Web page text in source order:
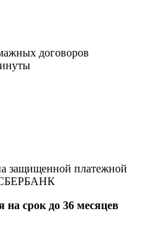
договоров
защищенной платежной
СБЕРБАНК
на срок до 36 месяцев